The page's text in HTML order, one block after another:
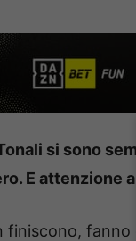
si sono
E attenzione a
finiscono,